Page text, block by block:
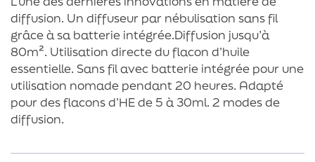
diffusion. Un diffuseur par nébulisation sans fil
grâce à sa batterie intégrée.Diffusion jusqu’à
80m². Utilisation directe du flacon d’huile
essentielle. Sans fil avec batterie intégrée pour une
utilisation nomade pendant 20 heures. Adapté
pour des flacons d’HE de 5 à 30ml. 2 modes de
diffusion.